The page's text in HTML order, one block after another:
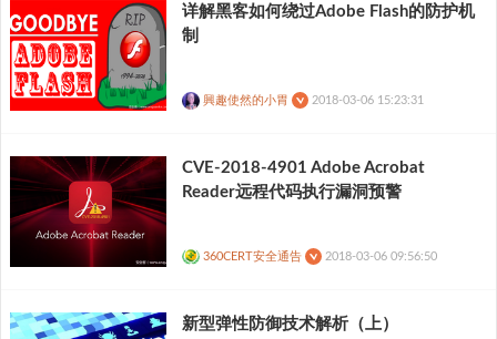
详解黑客如何绕过Adobe Flash的防护机
制
興趣使然的小胃 2018-03-06 15:23:31
CVE-2018-4901 Adobe Acrobat
Reader远程代码执行漏洞预警
360CERT安全通告 2018-03-06 09:56:50
新型弹性防御技术解析（上）